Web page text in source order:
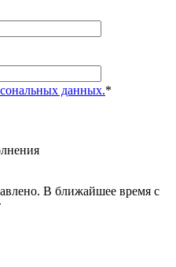
данных.*
В ближайшее время с